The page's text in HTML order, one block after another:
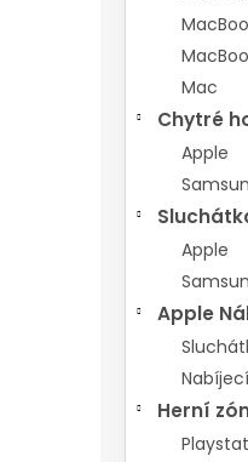
Mac
Chytré
Apple
Apple
Apple
Herní